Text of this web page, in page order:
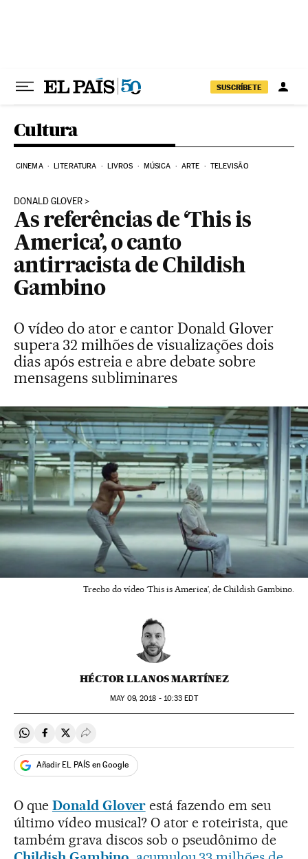
SUSCRÍBETE
Cultura
CINEMA LITERATURA LIVROS MÚSICA ARTE TELEVISÃO
DONALD GLOVER
As referências de ‘This is
America’, o canto
antirracista de Childish
Gambino
O vídeo do ator e cantor Donald Glover
supera 32 milhões de visualizações dois
dias após estreia e abre debate sobre
mensagens subliminares
Trecho do vídeo ‘This is America’, de Childish Gambino.
HÉCTOR LLANOS MARTÍNEZ
MAY09, 2018 - 10:33 EDT
Compartir en Whatsapp
Compartir en Facebook
Compartir en Twitter
Desplegar Redes Sociales
Añadir EL PAÍS en Google
O que Donald Gloverestá fazendo em seu
último vídeo musical? O ator e roteirista, que
também grava discos sob o pseudônimo de